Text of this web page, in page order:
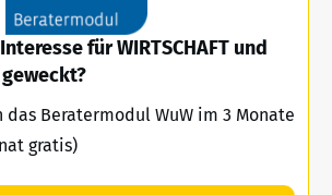
für WIRTSCHAFT und
geweckt?
das Beratermodul WuW im 3 Monate
gratis)